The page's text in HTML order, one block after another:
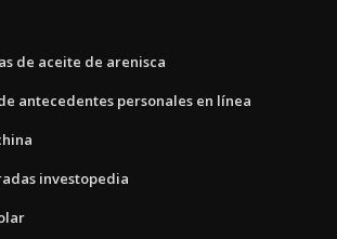
de aceite de arenisca
antecedentes personales en línea
investopedia